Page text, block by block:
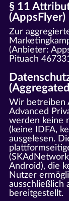
§ 11
(AppsFlyer)
Zur
(Anbieter:
Pituach
Wir betreiben
Advanced
werden keine
(keine IDFA,
ausgelesen.
Android), die
Nutzer
ausschließlich
bereitgestellt.